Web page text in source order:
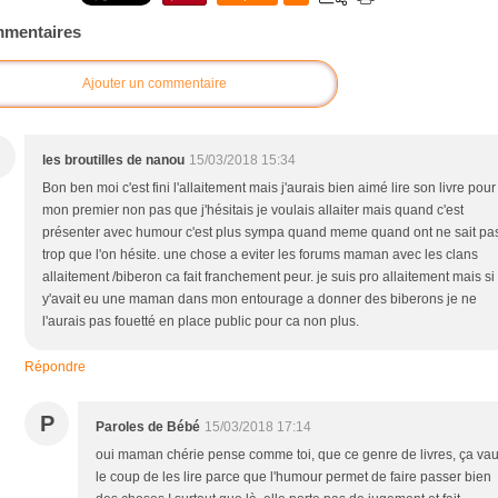
Ajouter un commentaire
les broutilles de nanou 15/03/2018 15:34
Bon ben moi c'est fini l'allaitement mais j'aurais bien aimé lire son livre pour
mon premier non pas que j'hésitais je voulais allaiter mais quand c'est
présenter avec humour c'est plus sympa quand meme quand ont ne sait
trop que l'on hésite. une chose a eviter les forums maman avec les clans
allaitement /biberon ca fait franchement peur. je suis pro allaitement mais si
y'avait eu une maman dans mon entourage a donner des biberons je ne
l'aurais pas fouetté en place public pour ca non plus.
Répondre
P Paroles de Bébé 15/03/2018 17:14
oui maman chérie pense comme toi, que ce genre de livres, ça
le coup de les lire parce que l'humour permet de faire passer bien